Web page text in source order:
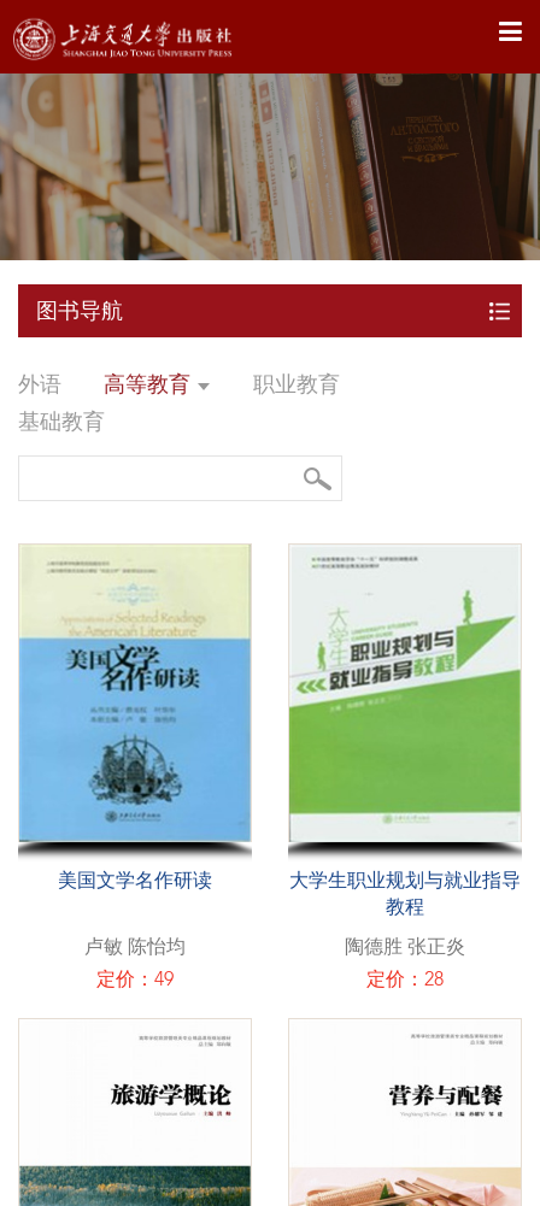
X
图书导航
外语 高等教育
职业教育
基础教育
美国文学名作研读
卢敏 陈怡均
定价：49
大学生职业规划与就业指导
教程
陶德胜 张正炎
定价：28